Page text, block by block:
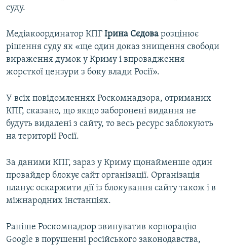
суду.
Медіакоординатор КПГ Ірина Сєдова розцінює
рішення суду як «ще один доказ знищення свободи
вираження думок у Криму і впровадження
жорсткої цензури з боку влади Росії».
У всіх повідомленнях Роскомнадзора, отриманих
КПГ, сказано, що якщо заборонені видання не
будуть видалені з сайту, то весь ресурс заблокують
на території Росії.
За даними КПГ, зараз у Криму щонайменше один
провайдер блокує сайт організації. Організація
планує оскаржити дії із блокування сайту також і в
міжнародних інстанціях.
Раніше Роскомнадзор звинуватив корпорацію
Google в порушенні російського законодавства,